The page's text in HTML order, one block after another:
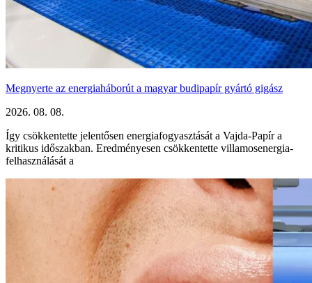
Megnyerte az energiaháborút a magyar budipapír gyártó gigász
2026. 08. 08.
Így csökkentette jelentősen energiafogyasztását a Vajda-Papír a
kritikus időszakban. Eredményesen csökkentette villamosenergia-
felhasználását a